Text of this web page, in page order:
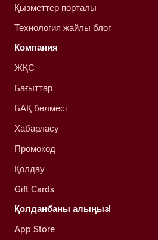
Қызметтер порталы
Технология жайлы блог
Компания
ЖҚС
Бағыттар
БАҚ бөлмесі
Хабарласу
Промокод
Қолдау
Gift Cards
Қолданбаны алыңыз!
App Store